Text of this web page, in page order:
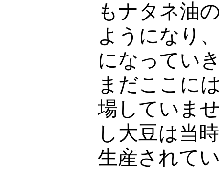
もナタネ油
ようになり
になってい
まだここに
場していま
し大豆は当
生産されて